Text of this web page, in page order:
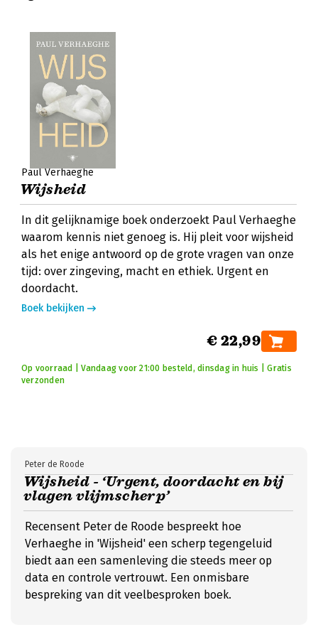
Paul Verhaeghe
Wijsheid
In dit gelijknamige boek onderzoekt Paul Verhaeghe
waarom kennis niet genoeg is. Hij pleit voor wijsheid
als het enige antwoord op de grote vragen van onze
tijd: over zingeving, macht en ethiek. Urgent en
doordacht.
Boek bekijken
€ 22,99
Op voorraad | Vandaag voor 21:00 besteld, dinsdag in huis | Gratis
verzonden
Wijsheid - ‘Urgent, doordacht en bij
vlagen vlijmscherp’
Peter de Roode
Recensent Peter de Roode bespreekt hoe
Verhaeghe in 'Wijsheid' een scherp tegengeluid
biedt aan een samenleving die steeds meer op
data en controle vertrouwt. Een onmisbare
bespreking van dit veelbesproken boek.